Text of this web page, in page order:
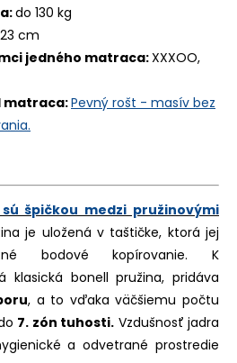
do 130 kg
23 cm
jedného matraca:XXXOO,
matraca:Pevný rošt - masív bez
špičkou medzi pružinovými
je uložená v taštičke, ktorá jej
bodové kopírovanie. K
klasická bonell pružina, pridáva
, a to vďaka väčšiemu počtu
7. zón tuhosti. Vzdušnosť jadra
a odvetrané prostredie